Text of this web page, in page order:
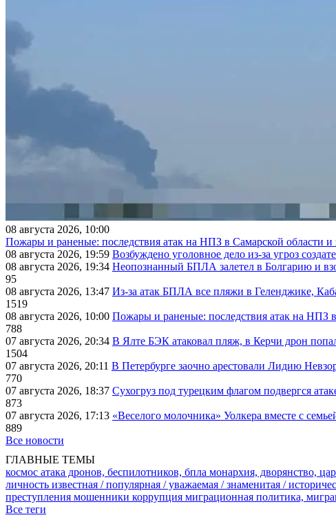
08 августа 2026, 10:00
Пожары и раненые: последствия атак на НПЗ в Самарской области и
08 августа 2026, 19:59 Возбуждено уголовное дело из-за угроз
08 августа 2026, 19:34 Неопознанный БПЛА залетел в Болгарию и
95
08 августа 2026, 13:47 Из-за атак БПЛА все пляжи в Геленджике,
1519
08 августа 2026, 10:00 Пожары и раненые: последствия атак на НПЗ
788
07 августа 2026, 20:34 В Ялте БЭК атаковал пляж, в Керчи дрон
1504
07 августа 2026, 20:11 В Петербурге заочно арестовали Лидию
770
07 августа 2026, 18:37 Сухогруз под турецким флагом подвергся
873
07 августа 2026, 17:13 «Веселого молочника» Уолкера вместе с
889
Все новости
ГЛАВНЫЕ ТЕМЫ
космос атака дронов, беспилотников, бпла монархия, дворянство,
личность известная / популярная / уважаемая / знаменитая /
преступления мошенники коррупция миграционная политика,
Все теги